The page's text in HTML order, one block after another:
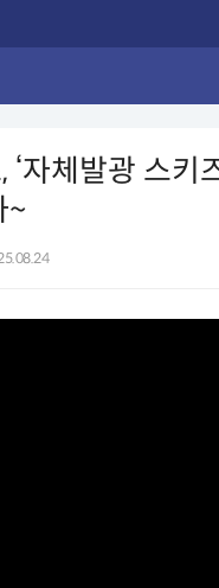
자체발광 스키
~